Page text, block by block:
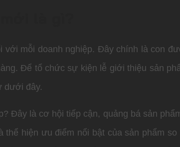
là gì?
với mỗi doanh nghiệp. Đây chính là con
Để tổ chức sự kiện lễ giới thiệu sản
dưới đây.
Đây là cơ hội tiếp cận, quảng bá sản
hiện ưu điểm nổi bật của sản phẩm